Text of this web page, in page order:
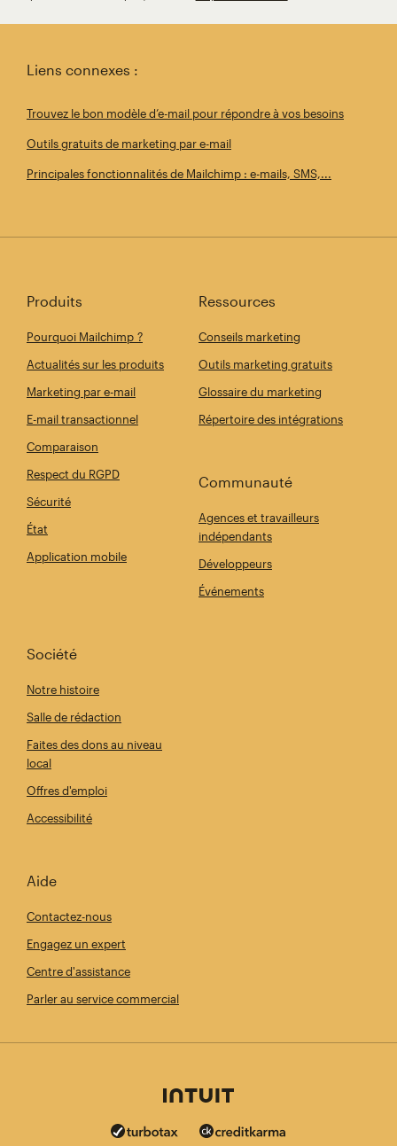
Liens connexes :
Trouvez le bon modèle d’e-mail pour répondre à vos besoins
Outils gratuits de marketing par e-mail
Principales fonctionnalités de Mailchimp : e-mails, SMS,...
Produits
Pourquoi Mailchimp ?
Actualités sur les produits
Marketing par e-mail
E-mail transactionnel
Comparaison
Respect du RGPD
Sécurité
État
Application mobile
Ressources
Conseils marketing
Outils marketing gratuits
Glossaire du marketing
Répertoire des intégrations
Communauté
Agences et travailleurs
indépendants
Développeurs
Événements
Société
Notre histoire
Salle de rédaction
Faites des dons au niveau
local
Offres d'emploi
Accessibilité
Aide
Contactez-nous
Engagez un expert
Centre d'assistance
Parler au service commercial